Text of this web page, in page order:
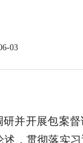
03
研并开展包案
，贯彻落实